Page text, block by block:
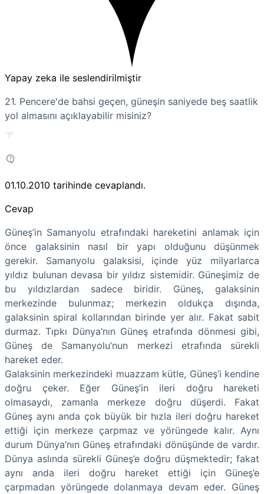
Yapay zeka ile seslendirilmiştir
21. Pencere'de bahsi geçen, güneşin saniyede beş saatlik
yol almasını açıklayabilir misiniz?
01.10.2010 tarihinde cevaplandı.
Cevap
Güneş’in Samanyolu etrafındaki hareketini anlamak için
önce galaksinin nasıl bir yapı olduğunu düşünmek
gerekir. Samanyolu galaksisi, içinde yüz milyarlarca
yıldız bulunan devasa bir yıldız sistemidir. Güneşimiz de
bu yıldızlardan sadece biridir. Güneş, galaksinin
merkezinde bulunmaz; merkezin oldukça dışında,
galaksinin spiral kollarından birinde yer alır. Fakat sabit
durmaz. Tıpkı Dünya’nın Güneş etrafında dönmesi gibi,
Güneş de Samanyolu’nun merkezi etrafında sürekli
hareket eder.
Galaksinin merkezindeki muazzam kütle, Güneş’i kendine
doğru çeker. Eğer Güneş’in ileri doğru hareketi
olmasaydı, zamanla merkeze doğru düşerdi. Fakat
Güneş aynı anda çok büyük bir hızla ileri doğru hareket
ettiği için merkeze çarpmaz ve yörüngede kalır. Aynı
durum Dünya’nın Güneş etrafındaki dönüşünde de vardır.
Dünya aslında sürekli Güneş’e doğru düşmektedir; fakat
aynı anda ileri doğru hareket ettiği için Güneş’e
çarpmadan yörüngede dolanmaya devam eder. Güneş